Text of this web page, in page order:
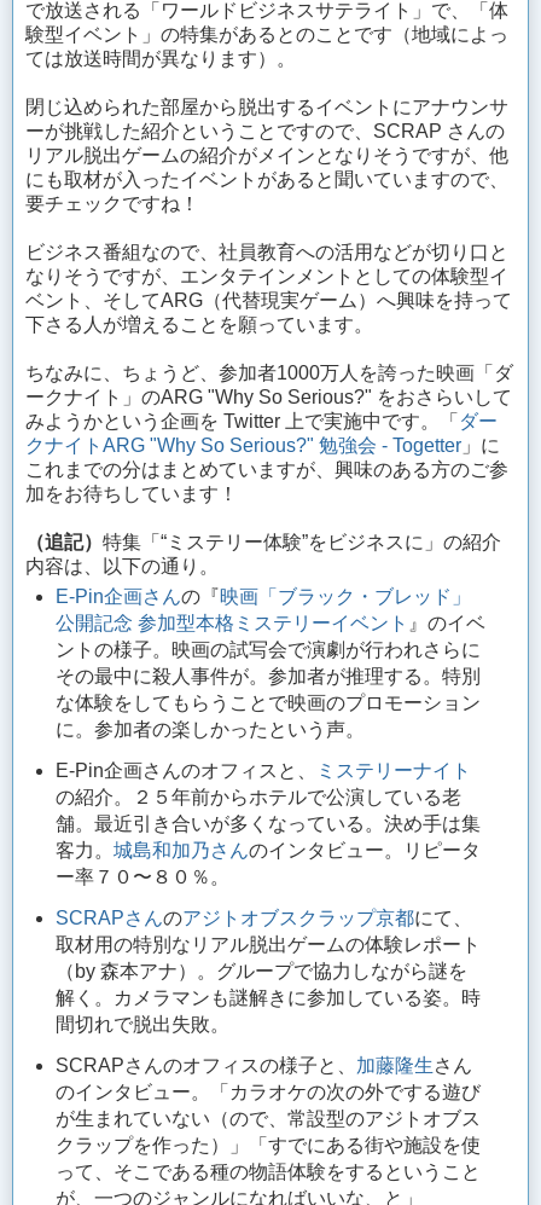
で放送される「ワールドビジネスサテライト」で、「体
験型イベント」の特集があるとのことです（地域によっ
ては放送時間が異なります）。
閉じ込められた部屋から脱出するイベントにアナウンサ
ーが挑戦した紹介ということですので、SCRAP さんの
リアル脱出ゲームの紹介がメインとなりそうですが、他
にも取材が入ったイベントがあると聞いていますので、
要チェックですね！
ビジネス番組なので、社員教育への活用などが切り口と
なりそうですが、エンタテインメントとしての体験型イ
ベント、そしてARG（代替現実ゲーム）へ興味を持って
下さる人が増えることを願っています。
ちなみに、ちょうど、参加者1000万人を誇った映画「ダ
ークナイト」のARG "Why So Serious?" をおさらいして
みようかという企画を Twitter 上で実施中です。「 ダー
クナイトARG "Why So Serious?" 勉強会 - Togetter 」に
これまでの分はまとめていますが、興味のある方のご参
加をお待ちしています！
（追記） 特集「“ミステリー体験”をビジネスに」の紹介
内容は、以下の通り。
E-Pin企画さんの『映画「ブラック・ブレッド」
公開記念 参加型本格ミステリーイベント 』のイベ
ントの様子。映画の試写会で演劇が行われさらに
その最中に殺人事件が。参加者が推理する。特別
な体験をしてもらうことで映画のプロモーション
に。参加者の楽しかったという声。
E-Pin企画さんのオフィスと、
ミステリーナイト
の紹介。２５年前からホテルで公演している老
舗。最近引き合いが多くなっている。決め手は集
客力。 城島和加乃さんのインタビュー。リピータ
ー率７０〜８０％。
SCRAPさんのアジトオブスクラップ京都にて、
取材用の特別なリアル脱出ゲームの体験レポート
（by 森本アナ）。グループで協力しながら謎を
解く。カメラマンも謎解きに参加している姿。時
間切れで脱出失敗。
SCRAPさんのオフィスの様子と、 加藤隆生さん
のインタビュー。「カラオケの次の外でする遊び
が生まれていない（ので、常設型のアジトオブス
クラップを作った）」「すでにある街や施設を使
って、そこである種の物語体験をするということ
が、一つのジャンルになればいいな、と」